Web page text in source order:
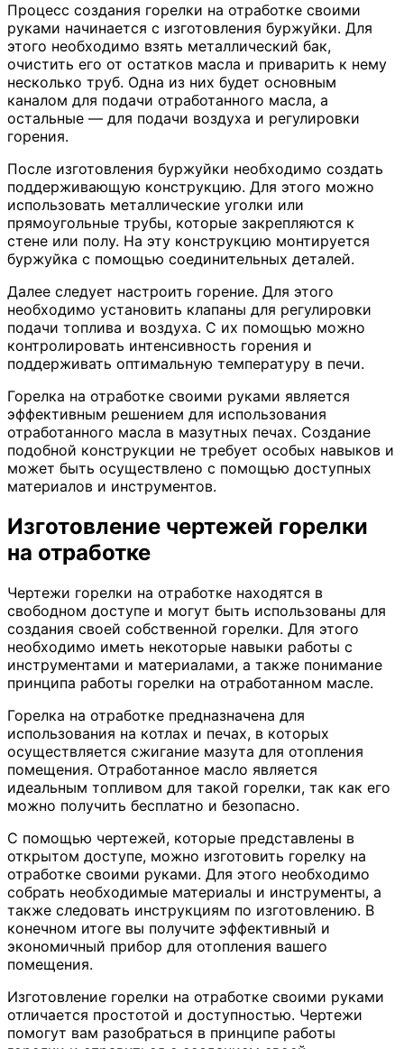
Процесс создания горелки на отработке своими
руками начинается с изготовления буржуйки. Для
этого необходимо взять металлический бак,
очистить его от остатков масла и приварить к нему
несколько труб. Одна из них будет основным
каналом для подачи отработанного масла, а
остальные — для подачи воздуха и регулировки
горения.
После изготовления буржуйки необходимо создать
поддерживающую конструкцию. Для этого можно
использовать металлические уголки или
прямоугольные трубы, которые закрепляются к
стене или полу. На эту конструкцию монтируется
буржуйка с помощью соединительных деталей.
Далее следует настроить горение. Для этого
необходимо установить клапаны для регулировки
подачи топлива и воздуха. С их помощью можно
контролировать интенсивность горения и
поддерживать оптимальную температуру в печи.
Горелка на отработке своими руками является
эффективным решением для использования
отработанного масла в мазутных печах. Создание
подобной конструкции не требует особых навыков и
может быть осуществлено с помощью доступных
материалов и инструментов.
Изготовление чертежей горелки
на отработке
Чертежи горелки на отработке находятся в
свободном доступе и могут быть использованы для
создания своей собственной горелки. Для этого
необходимо иметь некоторые навыки работы с
инструментами и материалами, а также понимание
принципа работы горелки на отработанном масле.
Горелка на отработке предназначена для
использования на котлах и печах, в которых
осуществляется сжигание мазута для отопления
помещения. Отработанное масло является
идеальным топливом для такой горелки, так как его
можно получить бесплатно и безопасно.
С помощью чертежей, которые представлены в
открытом доступе, можно изготовить горелку на
отработке своими руками. Для этого необходимо
собрать необходимые материалы и инструменты, а
также следовать инструкциям по изготовлению. В
конечном итоге вы получите эффективный и
экономичный прибор для отопления вашего
помещения.
Изготовление горелки на отработке своими руками
отличается простотой и доступностью. Чертежи
помогут вам разобраться в принципе работы